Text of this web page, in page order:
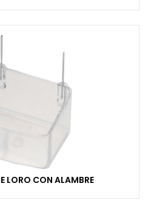
LORO CON ALAMBRE